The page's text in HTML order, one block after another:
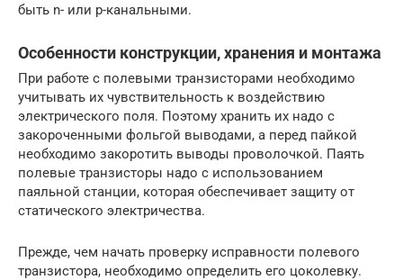
быть n- или p-канальными.
Особенности конструкции, хранения и монтажа
При работе с полевыми транзисторами необходимо
учитывать их чувствительность к воздействию
электрического поля. Поэтому хранить их надо с
закороченными фольгой выводами, а перед пайкой
необходимо закоротить выводы проволочкой. Паять
полевые транзисторы надо с использованием
паяльной станции, которая обеспечивает защиту от
статического электричества.
Прежде, чем начать проверку исправности полевого
транзистора, необходимо определить его цоколевку.